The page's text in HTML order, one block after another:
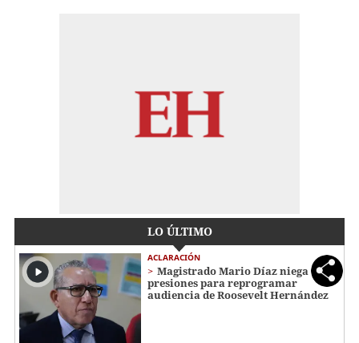
LO ÚLTIMO
ACLARACIÓN
Magistrado Mario Díaz niega
presiones para reprogramar
audiencia de Roosevelt Hernández